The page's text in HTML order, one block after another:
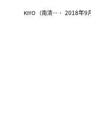
KIYO （南清貴） 2018年9